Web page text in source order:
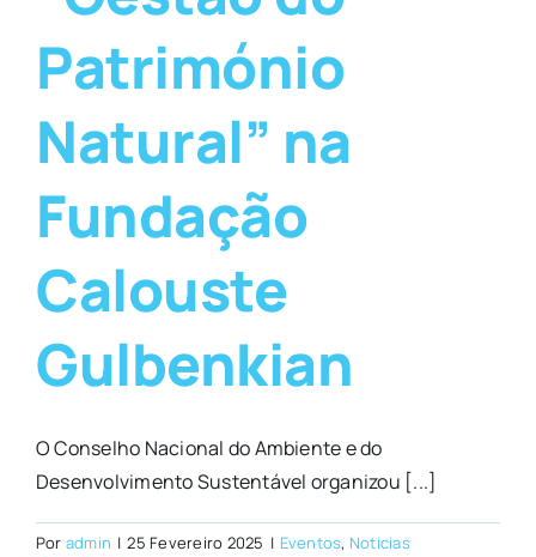
Património
Natural” na
Fundação
Calouste
Gulbenkian
O Conselho Nacional do Ambiente e do
Desenvolvimento Sustentável organizou [...]
Por admin | 25 Fevereiro 2025 | Eventos, Noticias